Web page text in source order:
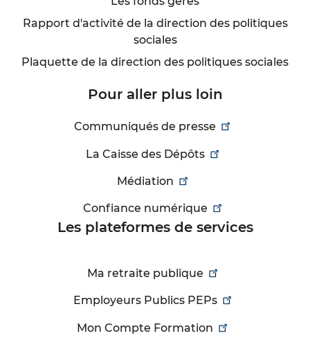
Rapport d'activité de la direction des politiques
sociales
Plaquette de la direction des politiques sociales
Pour aller plus loin
Communiqués de presse
La Caisse des Dépôts
Médiation
Confiance numérique
Les plateformes de services
Ma retraite publique
Employeurs Publics PEPs
Mon Compte Formation